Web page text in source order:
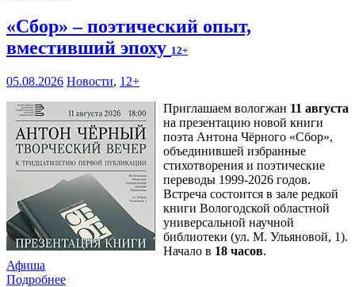
«Сбор» – поэтический опыт,
вместивший эпоху 12+
05.08.2026 Новости, 12+
Приглашаем вологжан 11 августа
на презентацию новой книги
поэта Антона Чёрного «Сбор»,
объединившей избранные
стихотворения и поэтические
переводы 1999-2026 годов.
Встреча состоится в зале редкой
книги Вологодской областной
универсальной научной
библиотеки (ул. М. Ульяновой, 1).
Начало в 18 часов.
Афиша
Подробнее